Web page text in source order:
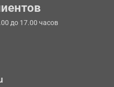
до 17.00 часов